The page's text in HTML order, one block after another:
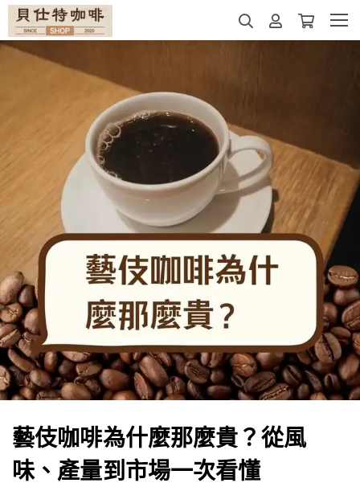
藝伎咖啡為什麼那麼貴？從風
味、產量到市場一次看懂